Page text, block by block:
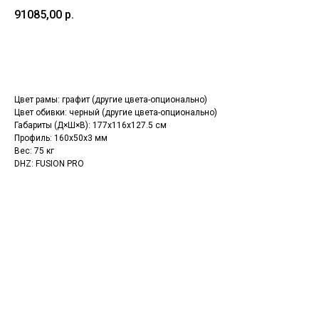
91085,00 р.
Цвет рамы: графит (другие цвета-опционально)
Цвет обивки: черный (другие цвета-опционально)
Габариты (Д×Ш×В): 177x116x127.5 см
Профиль: 160х50х3 мм
Вес: 75 кг
DHZ: FUSION PRO